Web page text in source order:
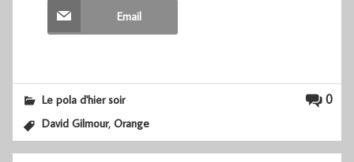
Email
0
Le pola d'hier soir
David Gilmour,Orange